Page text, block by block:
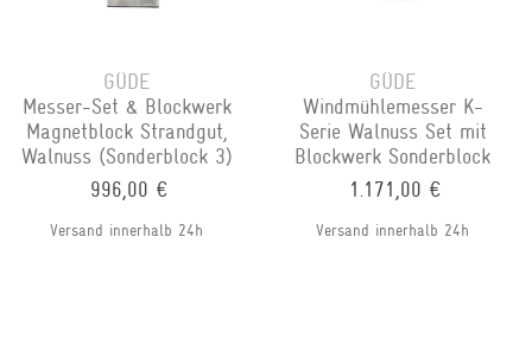
GÜDE
Messer-Set & Blockwerk
Magnetblock Strandgut,
Walnuss (Sonderblock 3)
996,00 €
Versand innerhalb 24h
GÜDE
Windmühlemesser K-
Serie Walnuss Set mit
Blockwerk Sonderblock
1.171,00 €
Versand innerhalb 24h